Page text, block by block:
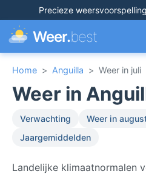
Precieze
Weer.best
Home > Anguilla > Weer in juli
Weer in
Verwachting Weer in
Jaargemiddelden
Landelijke klimaatnormalen